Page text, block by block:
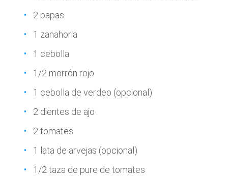
2 papas
1 zanahoria
1 cebolla
1/2 morrón rojo
1 cebolla de verdeo (opcional)
2 dientes de ajo
2 tomates
1 lata de arvejas (opcional)
1/2 taza de pure de tomates